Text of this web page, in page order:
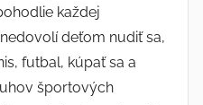
každej
deťom nudiť sa,
futbal, kúpať sa a
športových